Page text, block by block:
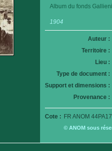
Album du fonds
1904
Auteur :
Territoire :
Lieu :
Type de document :
Support et dimensions :
Provenance :
Cote : FR ANOM
© ANOM sous